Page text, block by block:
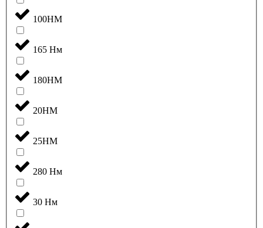
100НМ
165 Нм
180НМ
20НМ
25НМ
280 Нм
30 Нм